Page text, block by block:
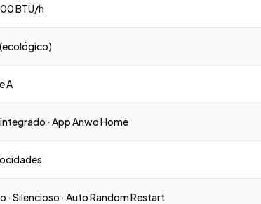
BTU/h
A
· App Anwo Home
· Silencioso · Auto Random Restart